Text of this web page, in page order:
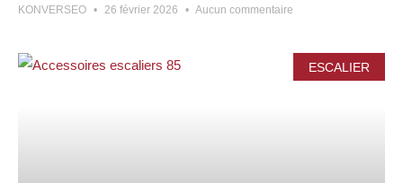
KONVERSEO 26 février 2026 Aucun commentaire
ESCALIER